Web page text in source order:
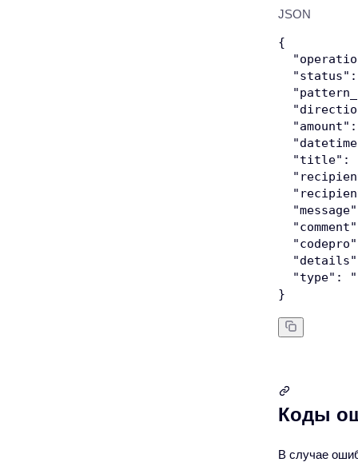
JSON
{
"status" :
"amount" :
"title" :
"message"
"comment"
"codepro"
"details"
"type" :
}
Коды
В случае